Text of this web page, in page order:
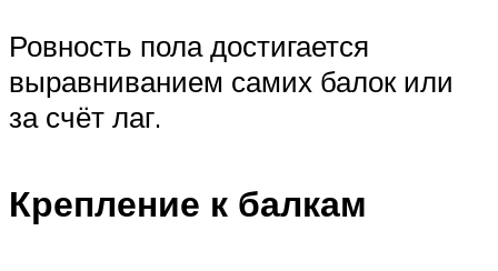
Ровность пола достигается
выравниванием самих балок или
за счёт лаг.
Крепление к балкам